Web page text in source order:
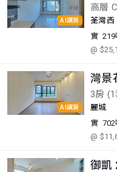
AI講房
高層
荃灣西
實 219
@
AI講房
灣景
3房 (1
麗城
實 702
@
御凱